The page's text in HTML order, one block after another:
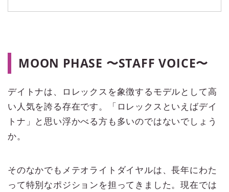
MOON PHASE 〜STAFF VOICE〜
デイトナは、ロレックスを象徴するモデルとして高
い人気を誇る存在です。「ロレックスといえばデイ
トナ」と思い浮かべる方も多いのではないでしょう
か。
そのなかでもメテオライトダイヤルは、長年にわた
って特別なポジションを担ってきました。現在では